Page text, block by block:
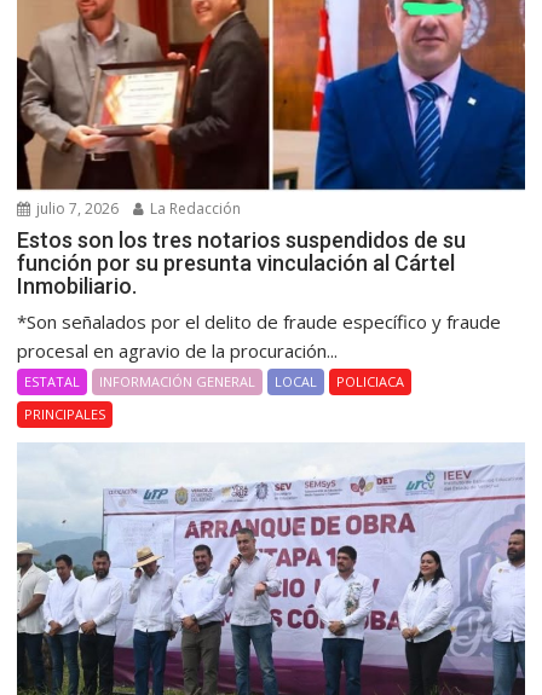
julio 7, 2026 La Redacción
Estos son los tres notarios suspendidos de su
función por su presunta vinculación al Cártel
Inmobiliario.
*Son señalados por el delito de fraude específico y fraude
procesal en agravio de la procuración...
ESTATAL INFORMACIÓN GENERAL LOCAL
POLICIACA
PRINCIPALES